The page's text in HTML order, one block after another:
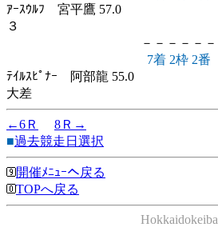
ｱｰｽｳﾙﾌ 宮平鷹 57.0
３
－－－－－－
7着 2枠 2番
ﾃｲﾙｽﾋﾟﾅｰ 阿部龍 55.0
大差
←6Ｒ
8Ｒ→
■過去競走日選択
開催ﾒﾆｭｰへ戻る
TOPへ戻る
Hokkaidokeiba